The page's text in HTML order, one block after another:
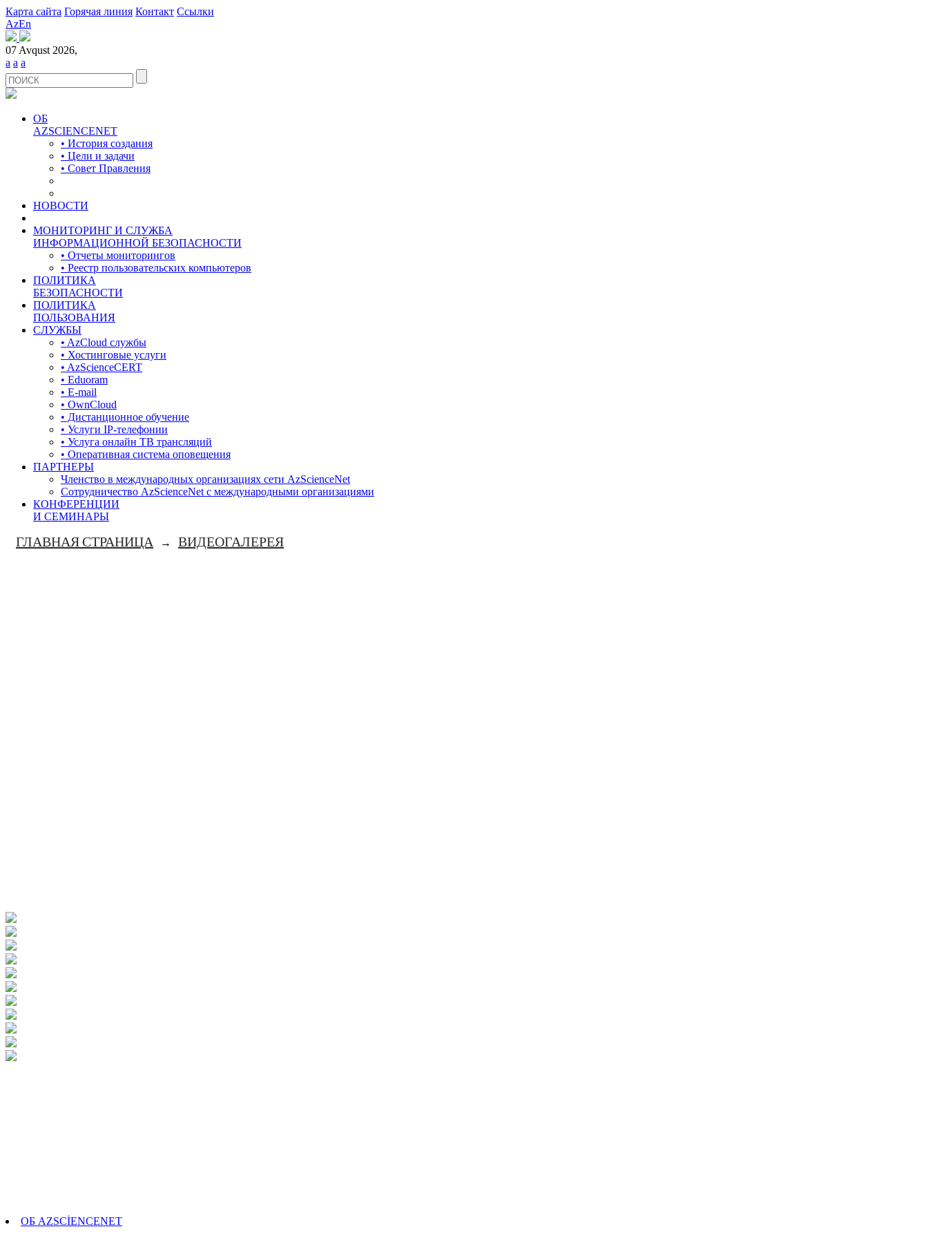
Карта сайта Горячая линия Контакт Ссылки
AzEn
07 Avqust 2026,
a a a
ОБ
AZSCIENCENET
• История создания
• Цели и задачи
• Совет Правления
НОВОСТИ
МОНИТОРИНГ И СЛУЖБА
ИНФОРМАЦИОННОЙ БЕЗОПАСНОСТИ
• Отчеты мониторингов
• Реестр пользовательских компьютеров
ПОЛИТИКА
БЕЗОПАСНОСТИ
ПОЛИТИКА
ПОЛЬЗОВАНИЯ
СЛУЖБЫ
• AzCloud службы
• Хостинговые услуги
• AzScienceCERT
• Eduoram
• E-mail
• OwnCloud
• Дистанционное обучение
• Услуги IP-телефонии
• Услуга онлайн ТВ трансляций
• Оперативная система оповещения
ПАРТНЕРЫ
Членство в международных организациях сети AzScienceNet
Сотрудничество AzScienceNet с международными организациями
КОНФЕРЕНЦИИ
И СЕМИНАРЫ
ГЛАВНАЯ СТРАНИЦА → ВИДЕОГАЛЕРЕЯ
ОБ AZSCİENCENET